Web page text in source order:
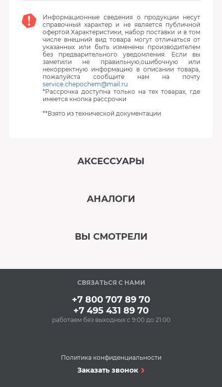
Информационные сведения о продукции несут
справочный характер и не является публичной
офертой.Характеристики, набор поставки и в том
числе внешний вид товара могут отличаться от
указанных или быть изменены производителем
без предварительного уведомления. Если вы
заметили не правильную,ошибочную или
некорректную информацию в описании товара,
пожалуйста сообщите нам на почту
service.chepochem@mail.ru
*Рассрочка доступна только на тех товарах, где
имеется кнопка рассрочки
**Взято из технической документации
АКСЕССУАРЫ
стали BON BN-175
(500 мл)
348 Р
АНАЛОГИ
Варочная
ВЫ СМОТРЕЛИ
В наличии
СВЯЗАТЬСЯ С НАМИ
+7 800 707 89 70
+7 495 431 89 70
работаем без выходных с 9:00 до 21:00
Политика конфиденциальности
Заказать звонок